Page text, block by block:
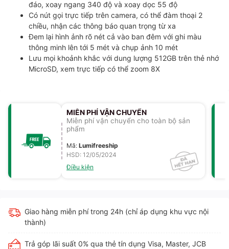
đáo, xoay ngang 340 độ và xoay dọc 55 độ
Có nút gọi trực tiếp trên camera, có thể đàm thoại 2
chiều, nhận các thông báo quan trọng từ xa
Đem lại hình ảnh rõ nét cả vào ban đêm với ghi màu
thông minh lên tới 5 mét và chụp ảnh 10 mét
Lưu mọi khoảnh khắc với dung lượng 512GB trên thẻ nhớ
MicroSD, xem trực tiếp có thể zoom 8X
MIỄN PHÍ VẬN CHUYỂN
Miễn phí vận chuyển cho toàn bộ sản
phẩm
Mã: Lumifreeship
HSD: 12/05/2024
Điều kiện
Giao hàng miễn phí trong 24h (chỉ áp dụng khu vực nội
thành)
Trả góp lãi suất 0% qua thẻ tín dụng Visa, Master, JCB